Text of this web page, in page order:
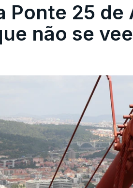
Ponte 25 de
não se